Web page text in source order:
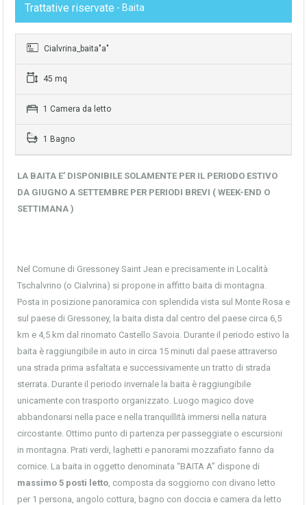
Trattative riservate - Baita
Cialvrina_baita"a"
45 mq
1 Camera da letto
1 Bagno
LA BAITA E’ DISPONIBILE SOLAMENTE PER IL PERIODO ESTIVO
DA GIUGNO A SETTEMBRE PER PERIODI BREVI ( WEEK-END O
SETTIMANA )
Nel Comune di Gressoney Saint Jean e precisamente in Località
Tschalvrino (o Cialvrina) si propone in affitto baita di montagna.
Posta in posizione panoramica con splendida vista sul Monte Rosa e
sul paese di Gressoney, la baita dista dal centro del paese circa 6,5
km e 4,5 km dal rinomato Castello Savoia. Durante il periodo estivo la
baita è raggiungibile in auto in circa 15 minuti dal paese attraverso
una strada prima asfaltata e successivamente un tratto di strada
sterrata. Durante il periodo invernale la baita è raggiungibile
unicamente con trasporto organizzato. Luogo magico dove
abbandonarsi nella pace e nella tranquillità immersi nella natura
circostante. Ottimo punto di partenza per passeggiate o escursioni
in montagna. Prati verdi, laghetti e panorami mozzafiato fanno da
cornice. La baita in oggetto denominata “BAITA A” dispone di
massimo 5 posti letto , composta da soggiorno con divano letto
per 1 persona, angolo cottura, bagno con doccia e camera da letto